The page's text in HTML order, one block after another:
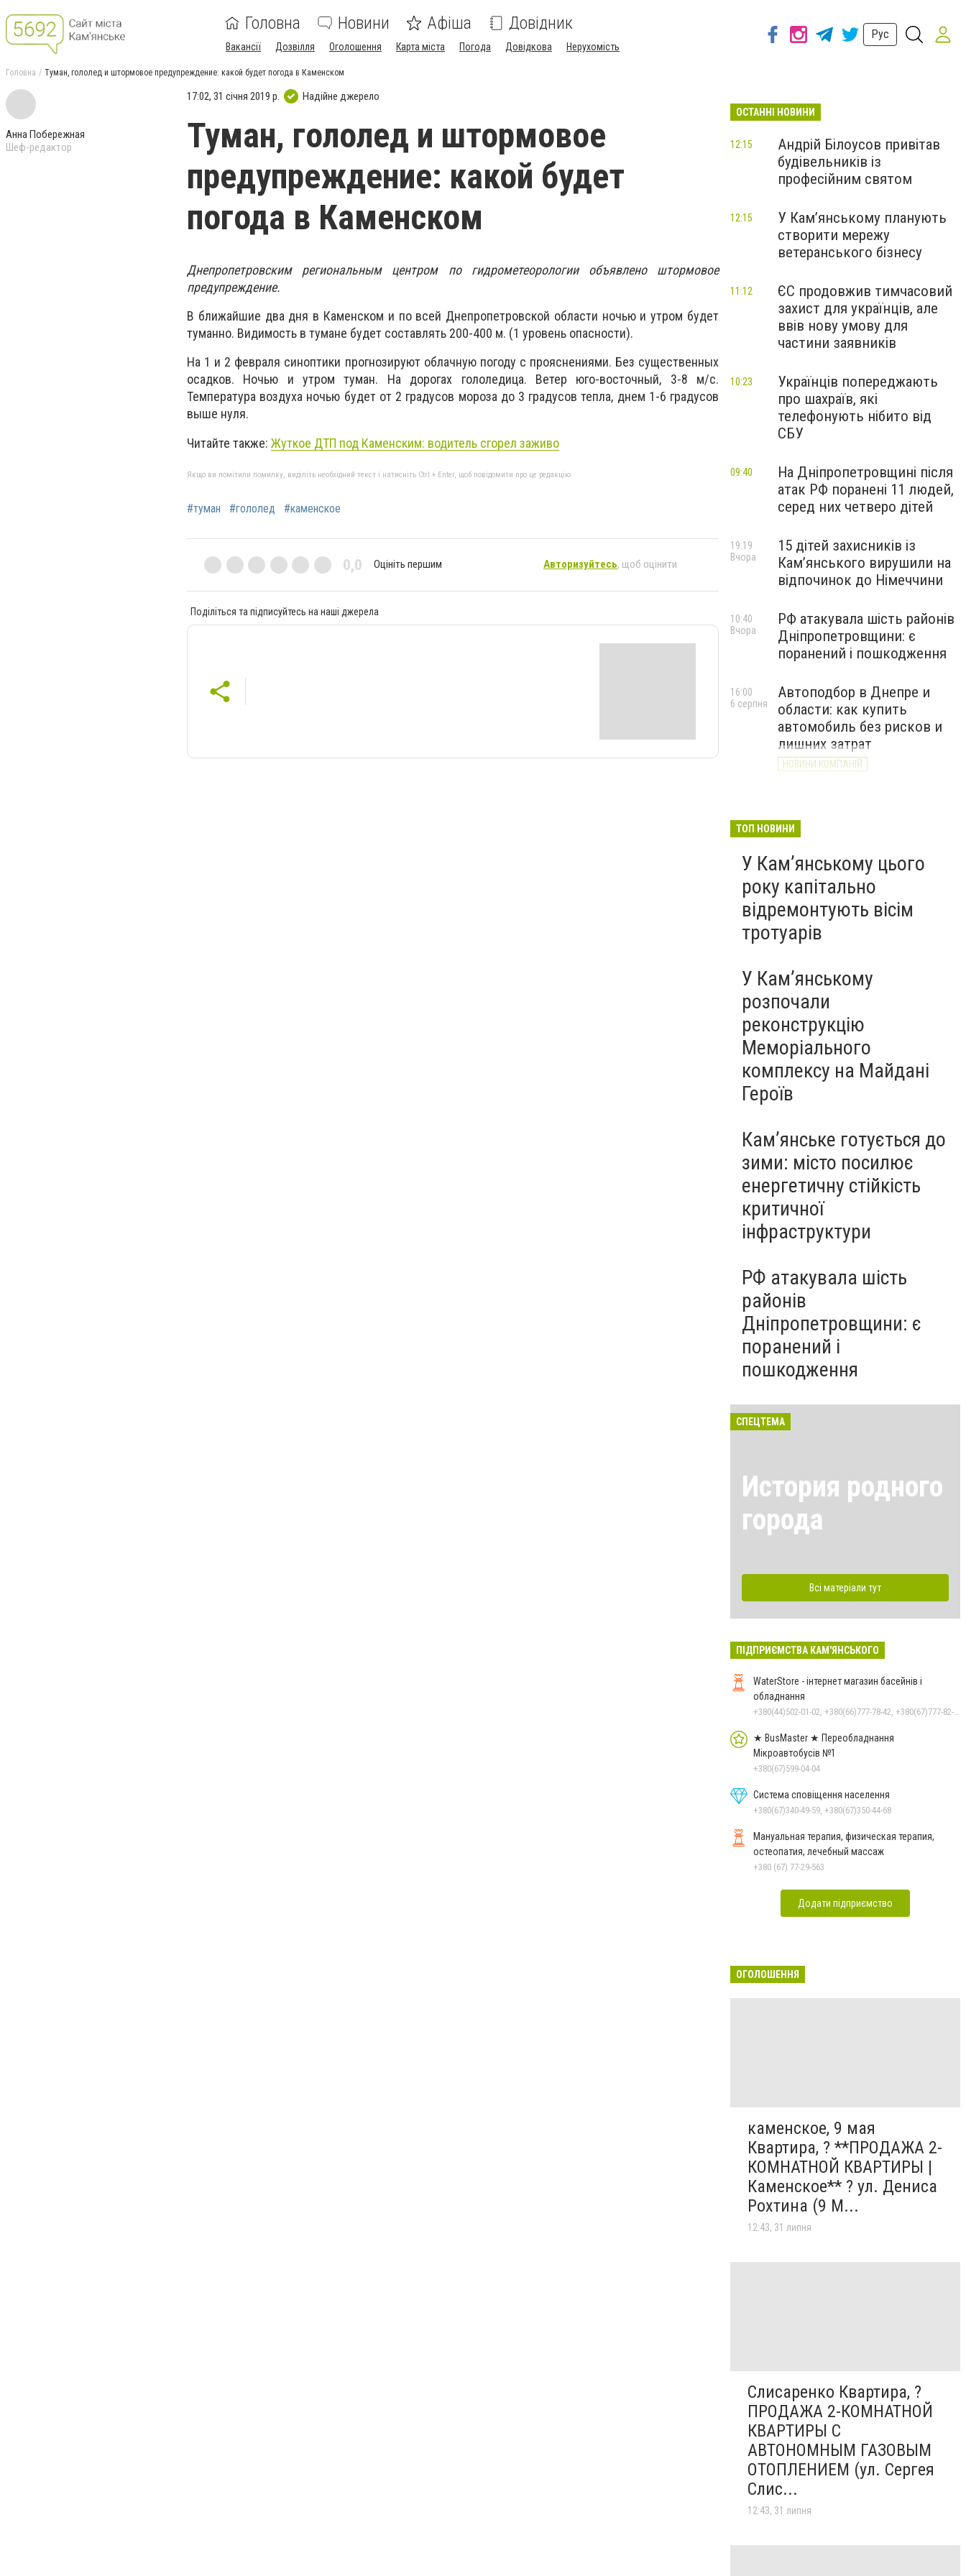
Головна Новини Афіша Довідник
Вакансії Дозвілля Оголошення Карта міста Погода Довідкова Нерухомість
Рус
Головна Туман, гололед и штормовое предупреждение: какой будет погода в Каменском
Анна Побережная
Шеф-редактор
17:02, 31 січня 2019 р. Надійне джерело
Туман, гололед и штормовое
предупреждение: какой будет
погода в Каменском
Днепропетровским региональным центром по гидрометеорологии объявлено штормовое
предупреждение.
В ближайшие два дня в Каменском и по всей Днепропетровской области ночью и утром будет
туманно. Видимость в тумане будет составлять 200-400 м. (1 уровень опасности).
На 1 и 2 февраля синоптики прогнозируют облачную погоду с прояснениями. Без существенных
осадков. Ночью и утром туман. На дорогах гололедица. Ветер юго-восточный, 3-8 м/с.
Температура воздуха ночью будет от 2 градусов мороза до 3 градусов тепла, днем ​​1-6 градусов
выше нуля.
Читайте также: Жуткое ДТП под Каменским: водитель сгорел заживо
Якщо ви помітили помилку, виділіть необхідний текст і натисніть Ctrl + Enter, щоб повідомити про це редакцію
#туман #гололед #каменское
0,0 Оцініть першим Авторизуйтесь, щоб оцінити
Поділіться та підписуйтесь на наші джерела
ОСТАННІ НОВИНИ
Андрій Білоусов привітав
будівельників із
професійним святом
12:15
У Кам’янському планують
створити мережу
ветеранського бізнесу
12:15
ЄС продовжив тимчасовий
захист для українців, але
ввів нову умову для
частини заявників
11:12
Українців попереджають
про шахраїв, які
телефонують нібито від
СБУ
10:23
На Дніпропетровщині після
атак РФ поранені 11 людей,
серед них четверо дітей
09:40
15 дітей захисників із
Кам’янського вирушили на
відпочинок до Німеччини
19:19
Вчора
РФ атакувала шість районів
Дніпропетровщини: є
поранений і пошкодження
10:40
Вчора
Автоподбор в Днепре и
области: как купить
автомобиль без рисков и
лишних затрат
НОВИНИ КОМПАНІЙ
16:00
6 серпня
ТОП НОВИНИ
У Кам’янському цього
року капітально
відремонтують вісім
тротуарів
У Кам’янському
розпочали
реконструкцію
Меморіального
комплексу на Майдані
Героїв
Кам’янське готується до
зими: місто посилює
енергетичну стійкість
критичної
інфраструктури
РФ атакувала шість
районів
Дніпропетровщини: є
поранений і
пошкодження
СПЕЦТЕМА
История родного
города
Всі матеріали тут
ПІДПРИЄМСТВА КАМ'ЯНСЬКОГО
WaterStore - інтернет магазин басейнів і
обладнання
★ BusMaster ★ Переобладнання
Мікроавтобусів №1
+380(67)599-04-04
Система сповіщення населення
+380(67)340-49-59, +380(67)350-44-68
Мануальная терапия, физическая терапия,
остеопатия, лечебный массаж
+380 (67) 77-29-563
Додати підприємство
ОГОЛОШЕННЯ
каменское, 9 мая
Квартира, ? **ПРОДАЖА 2-
КОМНАТНОЙ КВАРТИРЫ |
Каменское** ? ул. Дениса
Рохтина (9 М...
12:43, 31 липня
Слисаренко Квартира, ?
ПРОДАЖА 2-КОМНАТНОЙ
КВАРТИРЫ С
АВТОНОМНЫМ ГАЗОВЫМ
ОТОПЛЕНИЕМ (ул. Сергея
Слис...
12:43, 31 липня